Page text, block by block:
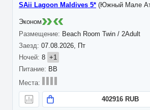
07.08.2026, Пт
8 +1
SAii Lagoon Maldives 5* (Южный Мале
Beach Room Twin / 2Adult
BB
402916 RUB
Эконом